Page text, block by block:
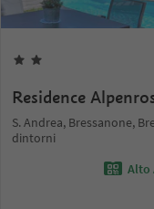
Residence
S. Andrea, Bressanone,
dintorni
Alto